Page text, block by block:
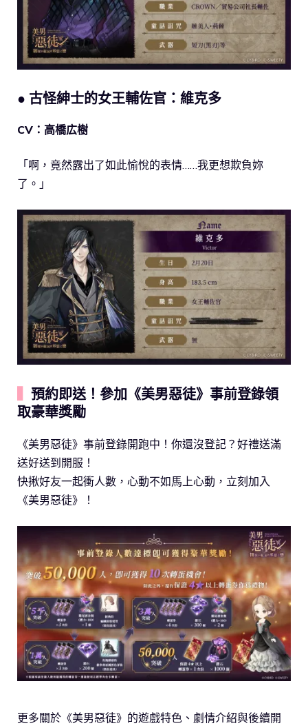
● 古怪紳士的女王輔佐官：維克多
CV：高橋広樹
「啊，竟然露出了如此愉悅的表情……我更想欺負妳
了。」
預約即送！參加《美男惡徒》事前登錄領
取豪華獎勵
《美男惡徒》事前登錄開跑中！你還沒登記？好禮送滿
送好送到開服！
快揪好友一起衝人數，心動不如馬上心動，立刻加入
《美男惡徒》！
更多關於《美男惡徒》的遊戲特色、劇情介紹與後續開